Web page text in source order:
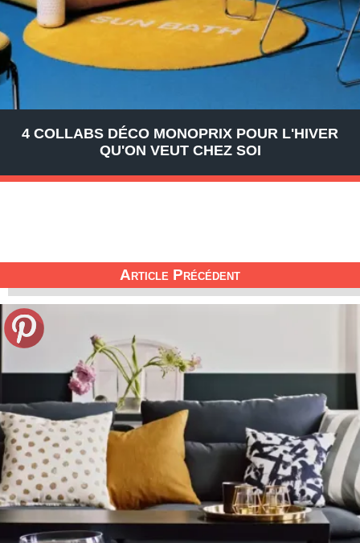
4 COLLABS DÉCO MONOPRIX POUR L'HIVER
QU'ON VEUT CHEZ SOI
Article Précédent